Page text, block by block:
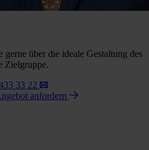
gerne über die ideale Gestaltung des
Zielgruppe.
33 22
anfordern